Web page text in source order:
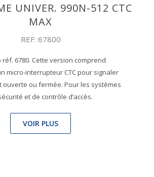
UNIVER. 990N-512 CTC
MAX
REF: 67800
réf. 6780. Cette version comprend
micro-interrupteur CTC pour signaler
ouverte ou fermée. Pour les systèmes
et de contrôle d’accès.
VOIR PLUS